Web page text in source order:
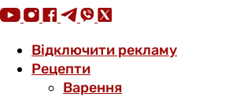
Відключити рекламу
Рецепти
Варення